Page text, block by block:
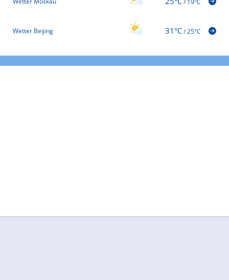
/19°C
Wetter Beijing 31°C/25°C